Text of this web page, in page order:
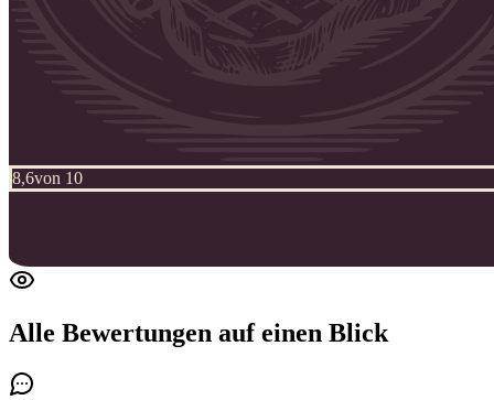
8,6von 10
Alle Bewertungen auf einen Blick